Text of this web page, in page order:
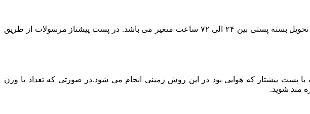
در حال حاضر پست پیشتاز مطمئن ترین روش ارسال است و بسته به بعد مسافت مقصد ارسال مرسوله زمان تحویل بسته پستی بین ۲۴ الی ۷۲ ساعت متغیر می باشد. در پست پیشتاز مرسولات از طریق
پیشتاز که هوایی بود در این روش زمینی انجام می شود.در صورتی که تعداد یا وزن
مند شوید.